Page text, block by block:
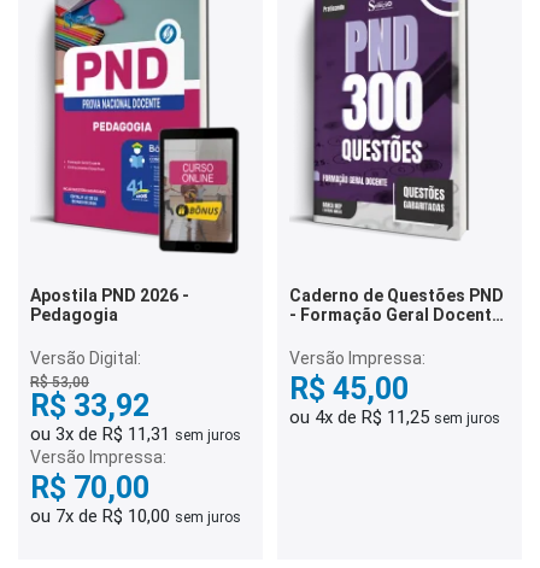
Apostila PND 2026 -
Pedagogia
Versão Digital:
R$ 53,00
R$ 33,92
ou 3x de R$ 11,31 sem juros
Versão Impressa:
R$ 70,00
ou 7x de R$ 10,00 sem juros
Caderno de Questões PND
- Formação Geral Docente
Gabaritadas
Versão Impressa:
R$ 45,00
ou 4x de R$ 11,25 sem juros